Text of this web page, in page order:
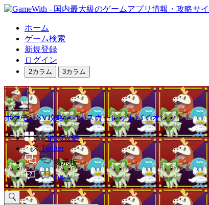
ホーム
ゲーム検索
新規登録
ログイン
2カラム 3カラム
ポケモンSV攻略wiki｜スカーレットバイオレット
他の攻略
Twitter
掲示板
Q&A